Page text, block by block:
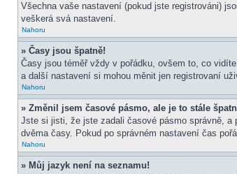
Všechna vaše nastavení (pokud jste registrováni)
veškerá svá nastavení.
Nahoru
» Časy jsou špatně!
Časy jsou téměř vždy v pořádku, ovšem to, co
a další nastavení si mohou měnit jen registrovaní
Nahoru
» Změnil jsem časové pásmo, ale je to stále
Jste si jisti, že jste zadali časové pásmo správně, a
dvěma časy. Pokud po správném nastavení čas
Nahoru
» Můj jazyk není na seznamu!